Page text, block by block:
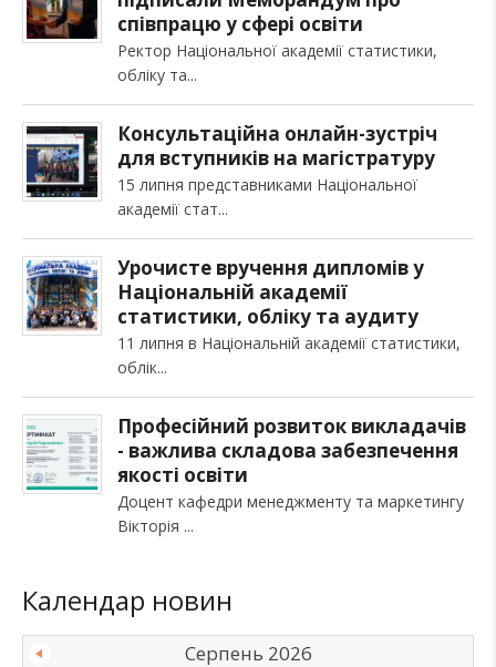
співпрацю у сфері освіти
Ректор Національної академії статистики,
обліку та
Консультаційна онлайн-зустріч
для вступників на магістратуру
15 липня представниками Національної
академії стат
Урочисте вручення дипломів у
Національній академії
статистики, обліку та аудиту
11 липня в Національній академії статистики,
облік
Професійний розвиток викладачів
- важлива складова забезпечення
якості освіти
Доцент кафедри менеджменту та маркетингу
Вікторія
Календар новин
Серпень 2026